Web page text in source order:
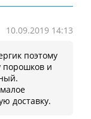
10.09.2019 14:13
поэтому
порошков и
доставку.